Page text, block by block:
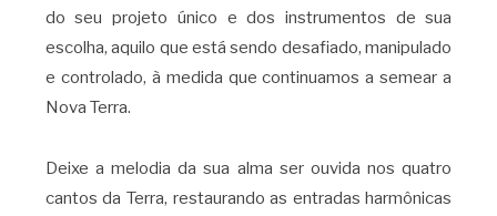
do seu projeto único e dos instrumentos de sua
escolha, aquilo que está sendo desafiado, manipulado
e controlado, à medida que continuamos a semear a
Nova Terra.
Deixe a melodia da sua alma ser ouvida nos quatro
cantos da Terra, restaurando as entradas harmônicas